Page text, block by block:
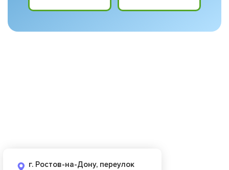
г. Ростов-на-Дону, переулок